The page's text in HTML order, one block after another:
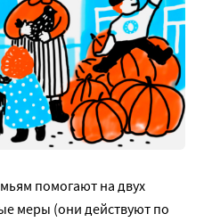
помогают на двух
меры (они действуют по